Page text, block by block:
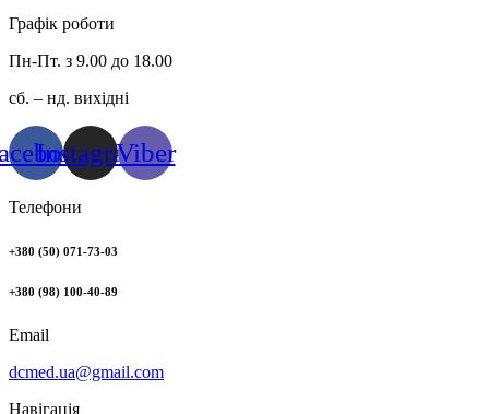
Графік роботи
Пн-Пт. з 9.00 до 18.00
сб. – нд. вихідні
InstagramViber
Телефони
+380 (50) 071-73-03
+380 (98) 100-40-89
Email
dcmed.ua@gmail.com
Навігація